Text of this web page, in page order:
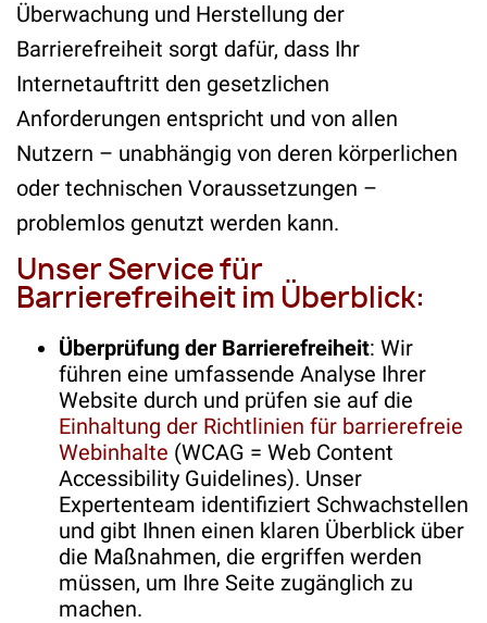
Überwachung und Herstellung der
Barrierefreiheit sorgt dafür, dass Ihr
Internetauftritt den gesetzlichen
Anforderungen entspricht und von allen
Nutzern – unabhängig von deren körperlichen
oder technischen Voraussetzungen –
problemlos genutzt werden kann.
Unser Service für
Barrierefreiheit im Überblick:
Überprüfung der Barrierefreiheit: Wir
führen eine umfassende Analyse Ihrer
Website durch und prüfen sie auf die
Einhaltung der Richtlinien für barrierefreie
Webinhalte (WCAG = Web Content
Accessibility Guidelines). Unser
Expertenteam identifiziert Schwachstellen
und gibt Ihnen einen klaren Überblick über
die Maßnahmen, die ergriffen werden
müssen, um Ihre Seite zugänglich zu
machen.